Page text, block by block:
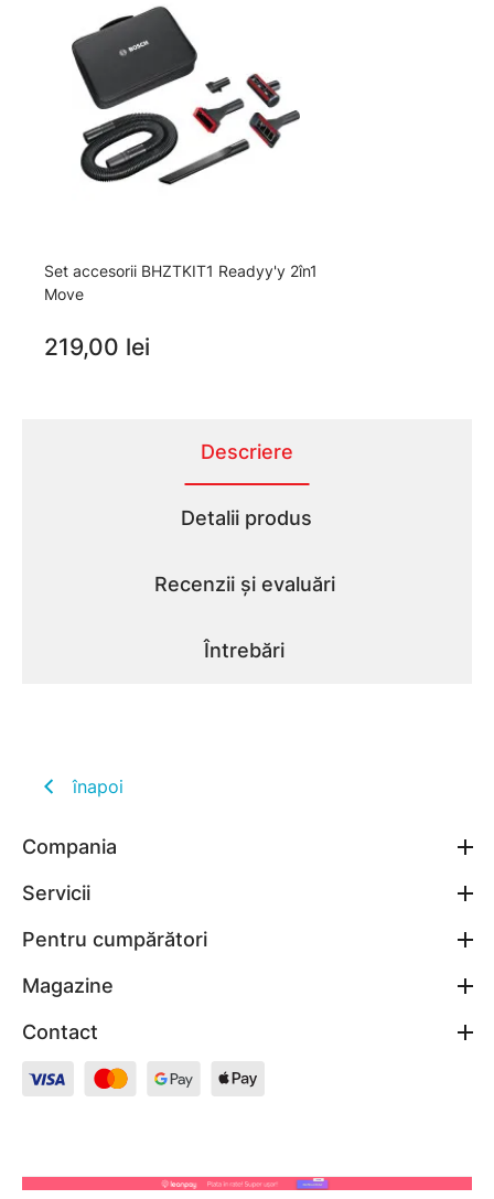
Set accesorii BHZTKIT1 Readyy'y 2în1
Move
219,00 lei
Descriere
Detalii produs
Recenzii și evaluări
Întrebări
înapoi
Compania
Servicii
Pentru cumpărători
Magazine
Contact